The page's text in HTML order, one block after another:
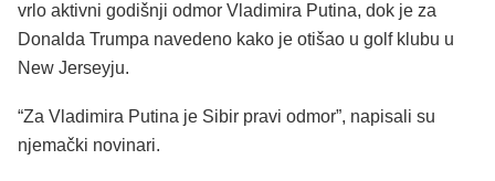
vrlo aktivni godišnji odmor Vladimira Putina, dok je za
Donalda Trumpa navedeno kako je otišao u golf klubu u
New Jerseyju.
“Za Vladimira Putina je Sibir pravi odmor”, napisali su
njemački novinari.